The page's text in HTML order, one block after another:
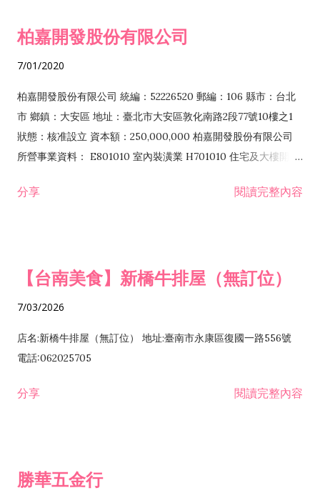
柏嘉開發股份有限公司
7/01/2020
柏嘉開發股份有限公司 統編：52226520 郵編：106 縣市：台北
市 鄉鎮：大安區 地址：臺北市大安區敦化南路2段77號10樓之1
狀態：核准設立 資本額：250,000,000 柏嘉開發股份有限公司
所營事業資料： E801010 室內裝潢業 H701010 住宅及大樓開發
發業 H703090 不動產買賣業 H703100 不動產租賃業 I503010
分享 閱讀完整內容
【台南美食】新橋牛排屋（無訂位）
7/03/2026
店名:新橋牛排屋（無訂位） 地址:臺南市永康區復國一路556號
電話:062025705
分享 閱讀完整內容
勝華五金行